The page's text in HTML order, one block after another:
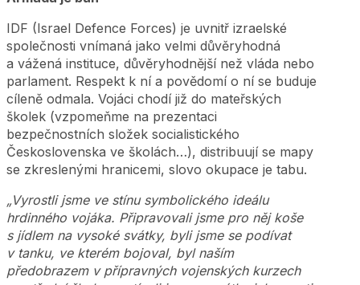
IDF (Israel Defence Forces) je uvnitř izraelské
společnosti vnímaná jako velmi důvěryhodná
a vážená instituce, důvěryhodnější než vláda nebo
parlament. Respekt k ní a povědomí o ní se buduje
cíleně odmala. Vojáci chodí již do mateřských
školek (vzpomeňme na prezentaci
bezpečnostních složek socialistického
Československa ve školách…), distribuují se mapy
se zkreslenými hranicemi, slovo okupace je tabu.
„Vyrostli jsme ve stínu symbolického ideálu
hrdinného vojáka. Připravovali jsme pro něj koše
s jídlem na vysoké svátky, byli jsme se podívat
v tanku, ve kterém bojoval, byl naším
předobrazem v přípravných vojenských kurzech